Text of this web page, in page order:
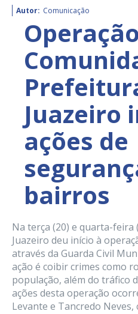
Autor: Comunicação
Juazeiro
ações de
bairros
Na terça (20) e quarta-feira
Juazeiro deu início à
através da Guarda Civil
ação é coibir crimes como
população, além do tráfico
ações desta operação
Levante e Tancredo